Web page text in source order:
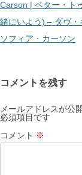
ゲ
ー
シ
Carson | ベター・ト
緒にいよう) – ダヴ・
ソフィア・カーソン
コメントを残す
メールアドレスが公
必須項目です
コメント ※